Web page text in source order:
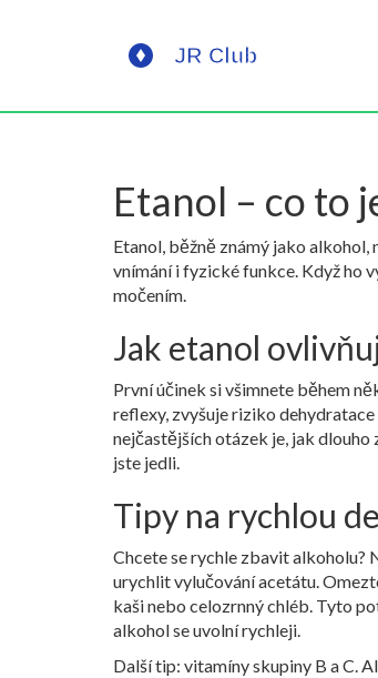
Etanol – co to
Etanol, běžně známý jako alkohol,
vnímání i fyzické funkce. Když ho
močením.
Jak etanol
První účinek si všimnete během
reflexy, zvyšuje riziko
nejčastějších otázek je, jak dlouho
jste jedli.
Tipy na rychlou
Chcete se rychle zbavit
urychlit vylučování acetátu.
kaši nebo celozrnný chléb. Tyto
alkohol se uvolní rychleji.
Další tip: vitamíny skupiny B a C.